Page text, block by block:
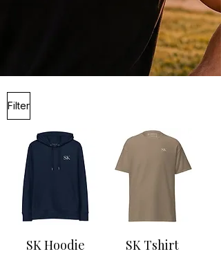
Filter
SK Hoodie SK Tshirt